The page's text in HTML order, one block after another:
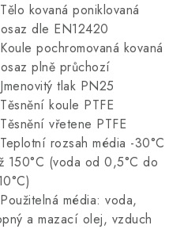
kovaná poniklovaná
dle EN12420
pochromovaná kovaná
plně průchozí
tlak PN25
koule PTFE
vřetene PTFE
rozsah média -30°C
150°C (voda od 0,5°C do
média: voda,
a mazací olej, vzduch